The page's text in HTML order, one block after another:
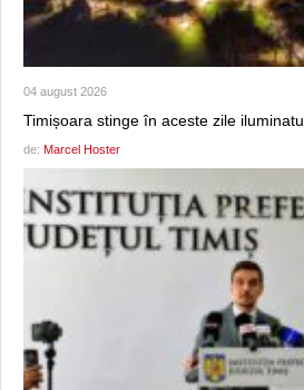
04 august 2026
Timișoara stinge în aceste zile
de: Marcel Hoster